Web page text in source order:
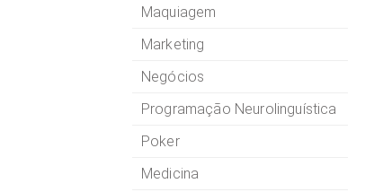
Maquiagem
Marketing
Negócios
Programação Neurolinguística
Poker
Medicina